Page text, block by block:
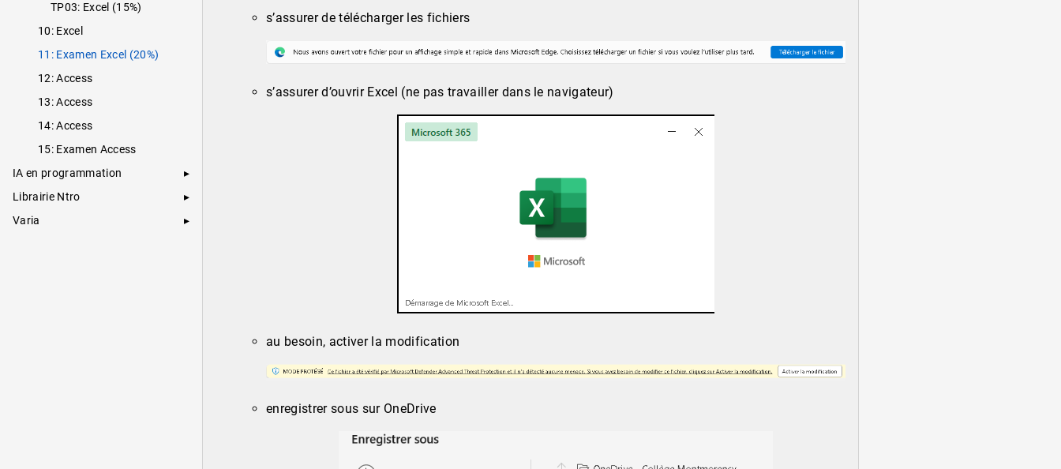
TP03: Excel (15%)
10: Excel
11: Examen Excel (20%)
12: Access
13: Access
14: Access
15: Examen Access
IA en programmation
Librairie Ntro
Varia
s’assurer de télécharger les fichiers
s’assurer d’ouvrir Excel (ne pas travailler dans le navigateur)
au besoin, activer la modification
enregistrer sous sur OneDrive